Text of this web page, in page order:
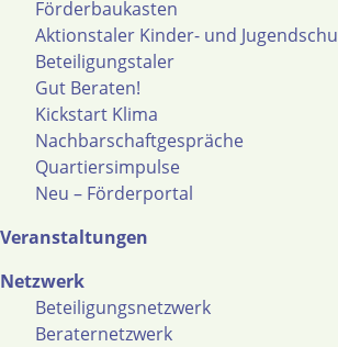
Förderbaukasten
Aktionstaler Kinder- und
Beteiligungstaler
Gut Beraten!
Kickstart Klima
Nachbarschaftgespräche
Quartiersimpulse
Neu – Förderportal
Veranstaltungen
Netzwerk
Beteiligungsnetzwerk
Beraternetzwerk